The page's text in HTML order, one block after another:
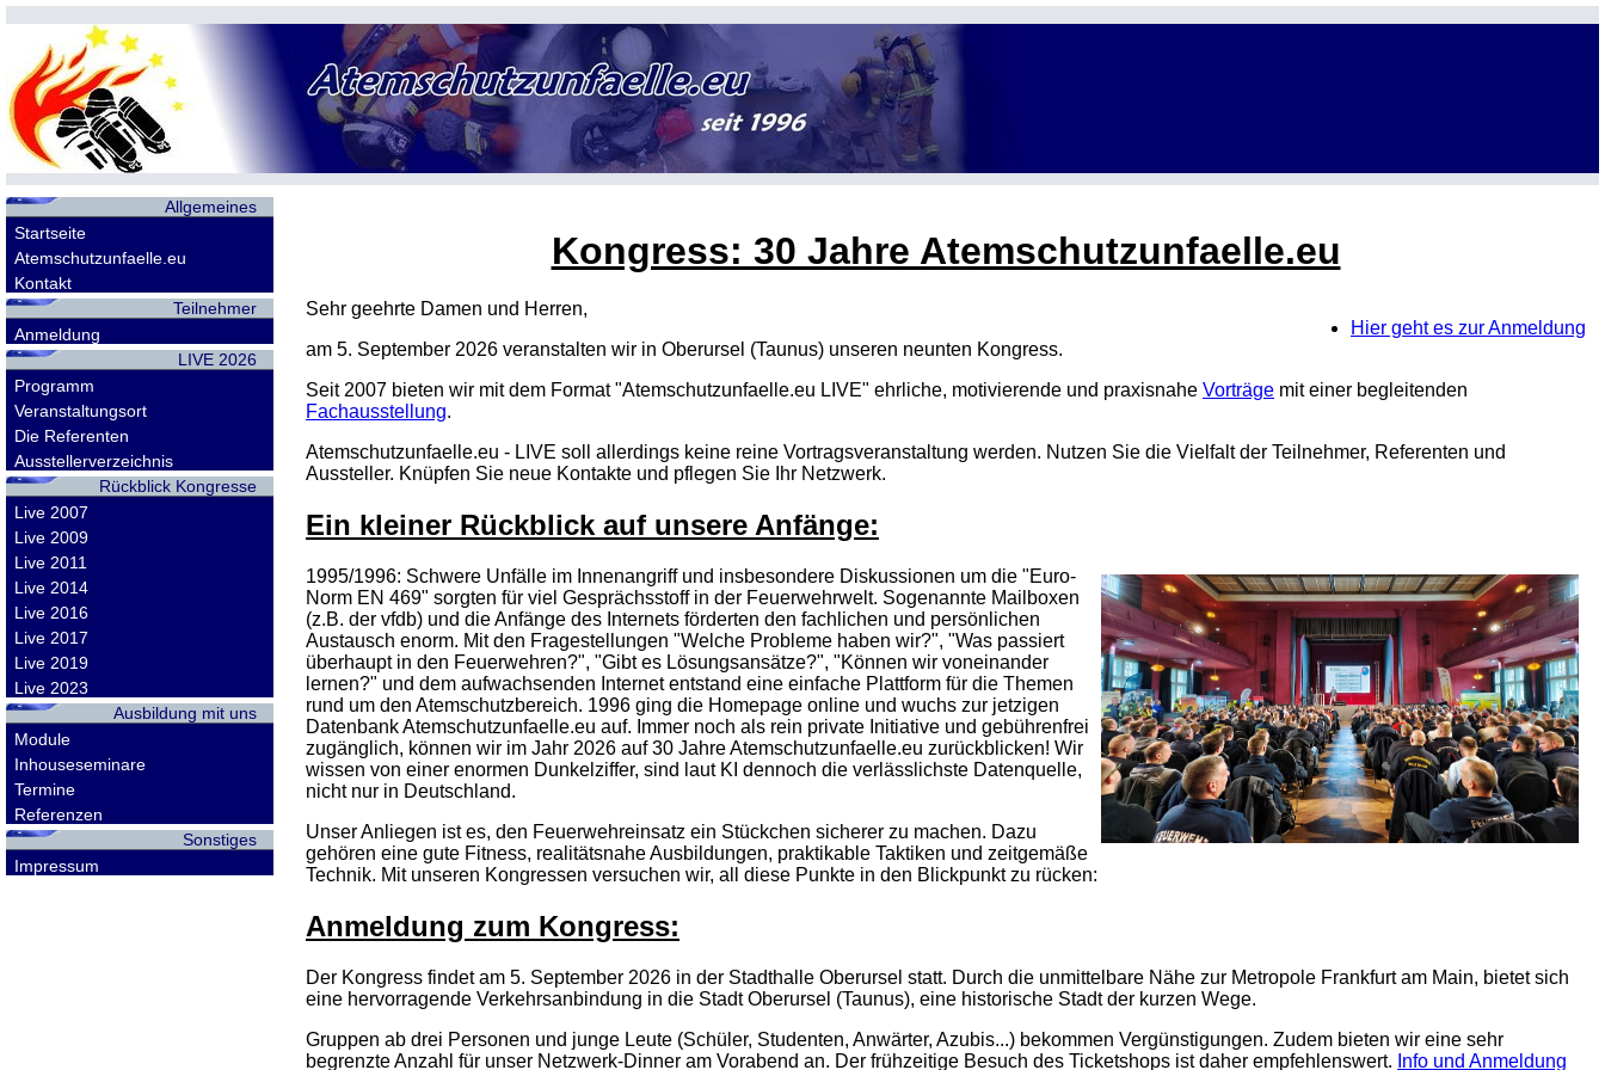
Allgemeines
Startseite
Atemschutzunfaelle.eu
Kontakt
Teilnehmer
Anmeldung
LIVE 2026
Programm
Veranstaltungsort
Die Referenten
Ausstellerverzeichnis
Rückblick Kongresse
Live 2007
Live 2009
Live 2011
Live 2014
Live 2016
Live 2017
Live 2019
Live 2023
Ausbildung mit uns
Module
Inhouseseminare
Termine
Referenzen
Sonstiges
Impressum
Kongress: 30 Jahre Atemschutzunfaelle.eu
Hier geht es zur Anmeldung
Sehr geehrte Damen und Herren,
am 5. September 2026 veranstalten wir in Oberursel (Taunus) unseren neunten Kongress.
Seit 2007 bieten wir mit dem Format "Atemschutzunfaelle.eu LIVE" ehrliche, motivierende und praxisnahe Vorträge mit einer begleitenden
Fachausstellung.
Atemschutzunfaelle.eu - LIVE soll allerdings keine reine Vortragsveranstaltung werden. Nutzen Sie die Vielfalt der Teilnehmer, Referenten und
Aussteller. Knüpfen Sie neue Kontakte und pflegen Sie Ihr Netzwerk.
Ein kleiner Rückblick auf unsere Anfänge:
1995/1996: Schwere Unfälle im Innenangriff und insbesondere Diskussionen um die "Euro-
Norm EN 469" sorgten für viel Gesprächsstoff in der Feuerwehrwelt. Sogenannte Mailboxen
(z.B. der vfdb) und die Anfänge des Internets förderten den fachlichen und persönlichen
Austausch enorm. Mit den Fragestellungen "Welche Probleme haben wir?", "Was passiert
überhaupt in den Feuerwehren?", "Gibt es Lösungsansätze?", "Können wir voneinander
lernen?" und dem aufwachsenden Internet entstand eine einfache Plattform für die Themen
rund um den Atemschutzbereich. 1996 ging die Homepage online und wuchs zur jetzigen
Datenbank Atemschutzunfaelle.eu auf. Immer noch als rein private Initiative und gebührenfrei
zugänglich, können wir im Jahr 2026 auf 30 Jahre Atemschutzunfaelle.eu zurückblicken! Wir
wissen von einer enormen Dunkelziffer, sind laut KI dennoch die verlässlichste Datenquelle,
nicht nur in Deutschland.
Unser Anliegen ist es, den Feuerwehreinsatz ein Stückchen sicherer zu machen. Dazu
gehören eine gute Fitness, realitätsnahe Ausbildungen, praktikable Taktiken und zeitgemäße
Technik. Mit unseren Kongressen versuchen wir, all diese Punkte in den Blickpunkt zu rücken:
Anmeldung zum Kongress:
Der Kongress findet am 5. September 2026 in der Stadthalle Oberursel statt. Durch die unmittelbare Nähe zur Metropole Frankfurt am Main, bietet sich
eine hervorragende Verkehrsanbindung in die Stadt Oberursel (Taunus), eine historische Stadt der kurzen Wege.
Gruppen ab drei Personen und junge Leute (Schüler, Studenten, Anwärter, Azubis...) bekommen Vergünstigungen. Zudem bieten wir eine sehr
begrenzte Anzahl für unser Netzwerk-Dinner am Vorabend an. Der frühzeitige Besuch des Ticketshops ist daher empfehlenswert. Info und Anmeldung